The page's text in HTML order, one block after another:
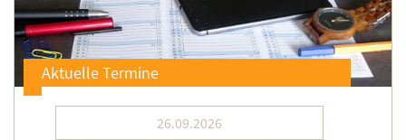
Aktuelle Termine
26.09.2026